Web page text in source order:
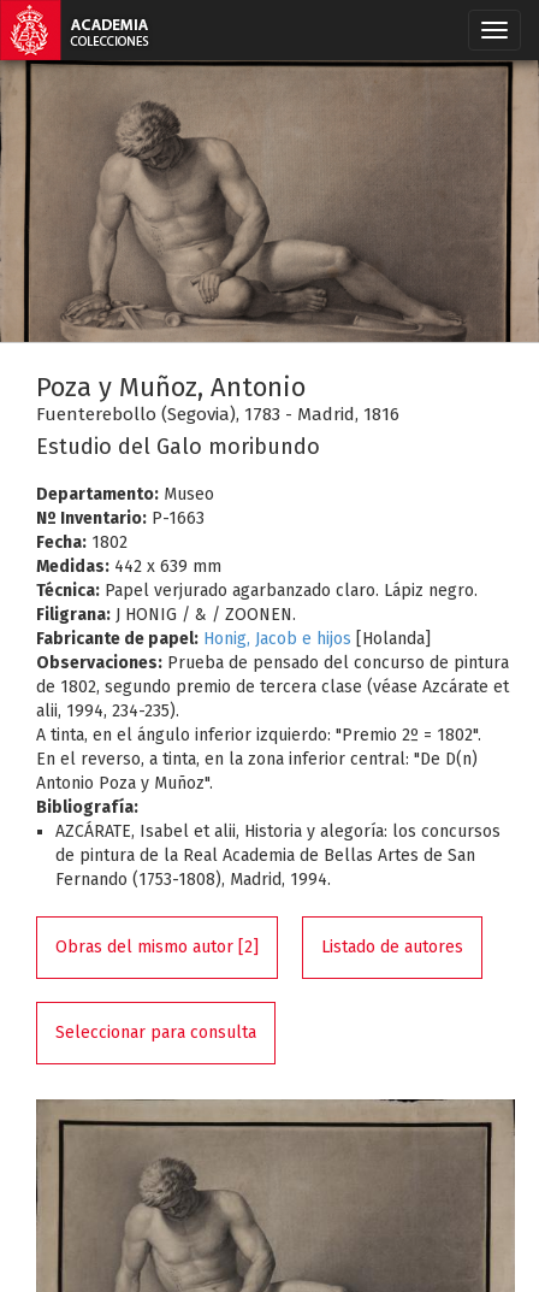
Poza y Muñoz, Antonio
Fuenterebollo (Segovia), 1783 - Madrid, 1816
Estudio del Galo moribundo
Departamento: Museo
Nº Inventario: P-1663
Fecha: 1802
Medidas: 442 x 639 mm
Técnica: Papel verjurado agarbanzado claro. Lápiz negro.
Filigrana: J HONIG / & / ZOONEN.
Fabricante de papel: Honig, Jacob e hijos [Holanda]
Observaciones: Prueba de pensado del concurso de pintura
de 1802, segundo premio de tercera clase (véase Azcárate et
alii, 1994, 234-235).
A tinta, en el ángulo inferior izquierdo: "Premio 2º = 1802".
En el reverso, a tinta, en la zona inferior central: "De D(n)
Antonio Poza y Muñoz".
Bibliografía:
AZCÁRATE, Isabel et alii, Historia y alegoría: los concursos
de pintura de la Real Academia de Bellas Artes de San
Fernando (1753-1808), Madrid, 1994.
Obras del mismo autor [2] Listado de autores
Seleccionar para consulta